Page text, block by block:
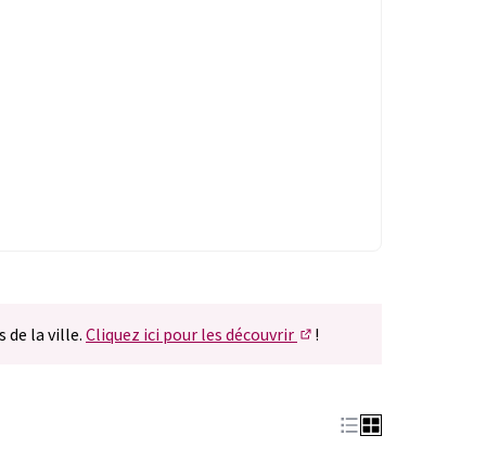
de la ville. Cliquez ici pour les découvrir
!